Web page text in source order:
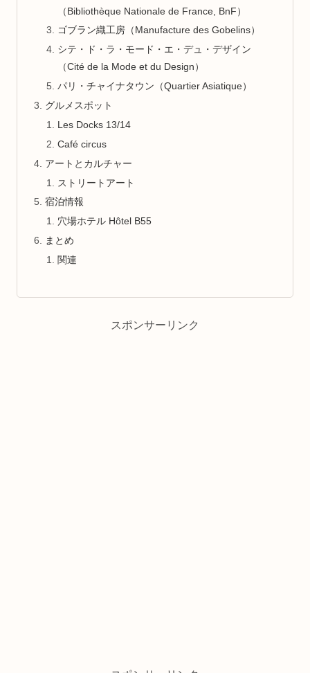
（Bibliothèque Nationale de France, BnF）
ゴブラン織工房（Manufacture des Gobelins）
シテ・ド・ラ・モード・エ・デュ・デザイン
（Cité de la Mode et du Design）
パリ・チャイナタウン（Quartier Asiatique）
グルメスポット
Les Docks 13/14
Café circus
アートとカルチャー
ストリートアート
宿泊情報
穴場ホテル Hôtel B55
まとめ
関連
スポンサーリンク